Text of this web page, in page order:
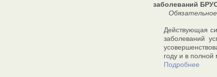
заболеваний
Обязательное
Действующая
заболеваний
году и в
Подробнее